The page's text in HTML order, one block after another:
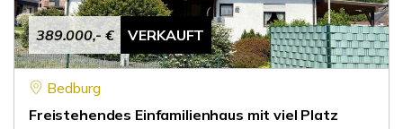
389.000,- € VERKAUFT
Bedburg
Freistehendes Einfamilienhaus mit viel Platz